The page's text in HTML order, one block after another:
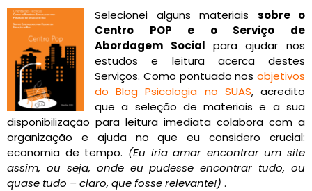
Selecionei alguns materiais sobre o
Centro POP e o Serviço de
Abordagem Social para ajudar nos
estudos e leitura acerca destes
Serviços. Como pontuado nos objetivos
do Blog Psicologia no SUAS, acredito
que a seleção de materiais e a sua
disponibilização para leitura imediata colabora com a
organização e ajuda no que eu considero crucial:
economia de tempo. (Eu iria amar encontrar um site
assim, ou seja, onde eu pudesse encontrar tudo, ou
quase tudo – claro, que fosse relevante!) .